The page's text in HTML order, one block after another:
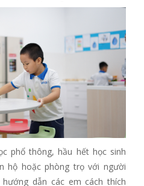
phổ thông, hầu hết học sinh
hộ hoặc phòng trọ với người
dẫn các em cách thích